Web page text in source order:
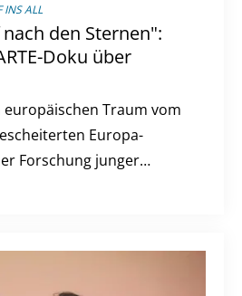
INS ALL
den Sternen":
Doku über
europäischen Traum vom
Europa-
Forschung junger